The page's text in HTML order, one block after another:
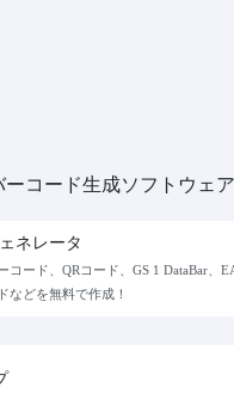
ーコード生成ソフトウェア
ネレータ
コード、QRコード、GS 1 DataBar、
などを無料で作成！